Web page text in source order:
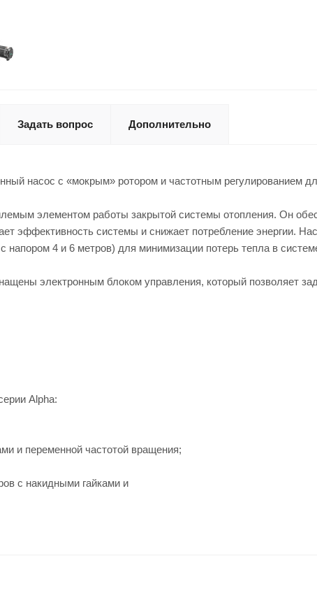
Задать вопрос Дополнительно
насос с «мокрым» ротором и частотным регулированием
элементом работы закрытой системы отопления. Он
эффективность системы и снижает потребление энергии.
напором 4 и 6 метров) для минимизации потерь тепла в
электронным блоком управления, который позволяет
Alpha:
и переменной частотой вращения;
с накидными гайками и